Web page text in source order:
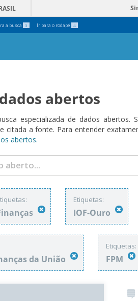
a busca 3 Ir para o rodapé 4
Ferramentas
Pessoais
abertos
especializada de dados
citada a fonte. Para entender
abertos.
Etiquetas:
IOF-Ouro
da União
Etiquetas:
FPM